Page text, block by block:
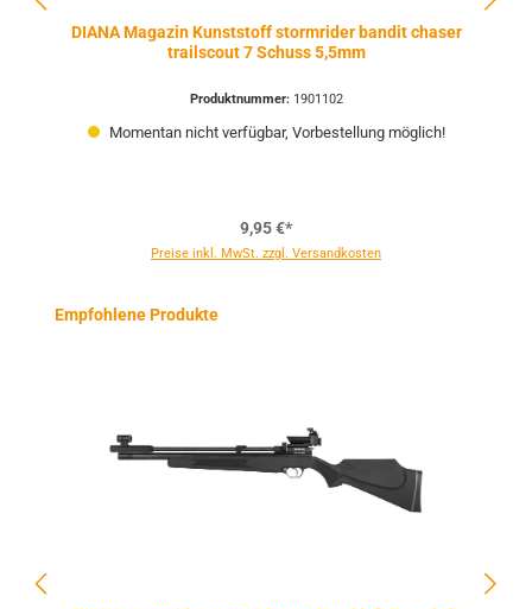
DIANA Magazin Kunststoff stormrider bandit chaser
trailscout 7 Schuss 5,5mm
Produktnummer: 1901102
Momentan nicht verfügbar, Vorbestellung möglich!
9,95 €*
Preise inkl. MwSt. zzgl. Versandkosten
Produktgalerie überspringen
Empfohlene Produkte